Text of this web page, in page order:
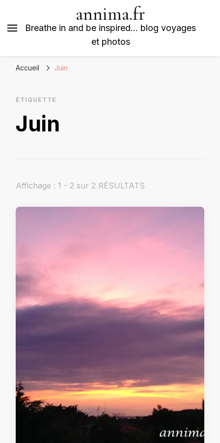
annima.fr
Breathe in and be inspired… blog voyages
et photos
Accueil Juin
ÉTIQUETTE
Juin
Affichage : 1 - 2 sur 2 RÉSULTATS